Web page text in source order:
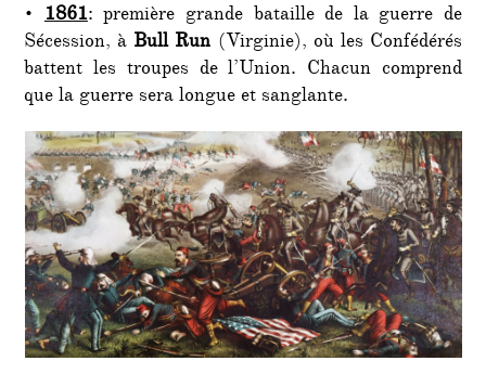
• 1861: première grande bataille de la guerre de
Sécession, à Bull Run (Virginie), où les Confédérés
battent les troupes de l’Union. Chacun comprend
que la guerre sera longue et sanglante.